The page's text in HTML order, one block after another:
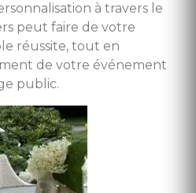
à travers le
peut faire de votre
réussite, tout en
de votre événement
public.